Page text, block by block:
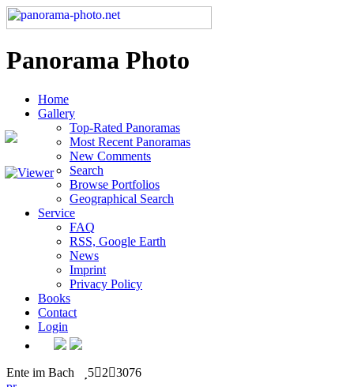
Panorama Photo
Home
Gallery
Top-Rated Panoramas
Most Recent Panoramas
New Comments
Search
Browse Portfolios
Geographical Search
Service
FAQ
RSS, Google Earth
News
Imprint
Privacy Policy
Books
Contact
Login
Ente im Bach 5 2 3076